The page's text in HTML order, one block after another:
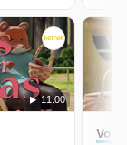
11:00
Vos